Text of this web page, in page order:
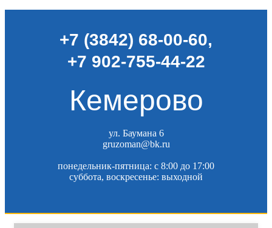
+7 (3842) 68-00-60,
+7 902-755-44-22
Кемерово
ул. Баумана 6
gruzoman@bk.ru
понедельник-пятница: c 8:00 до 17:00
суббота, воскресенье: выходной